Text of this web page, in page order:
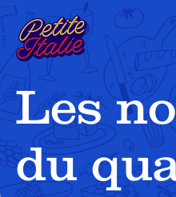
Navigation
rapide
Les
du